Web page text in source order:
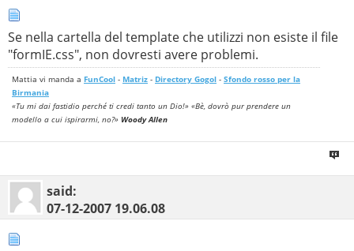
#
/* Begin Simple Subforums MOD */
a .topic-new, a. topic -new:visited{color
{T_BODY_HLINK}; }
a.topic
T_BODY_LINK
}; }
#
#-----[ OPEN ]---------------------------------------
---
Se nella cartella del template che utilizzi non esiste il file
"formIE.css", non dovresti avere problemi.
Mattia vi manda a FunCool - Matriz - Directory Gogol - Sfondo rosso per la
Birmania
«Tu mi dai fastidio perché ti credi tanto un Dio!» «Bè, dovrò pur prendere un
modello a cui ispirarmi, no?» Woody Allen
said:
07-12-2007 19.06.08